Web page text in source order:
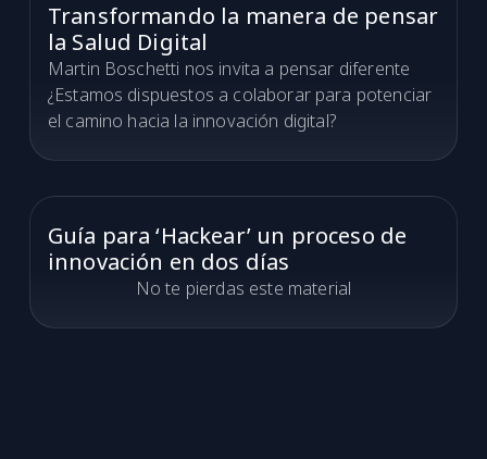
Transformando la manera de pensar
la Salud Digital
Martin Boschetti nos invita a pensar diferente
¿Estamos dispuestos a colaborar para potenciar
el camino hacia la innovación digital?
Guía para ‘Hackear’ un proceso de
innovación en dos días
No te pierdas este material